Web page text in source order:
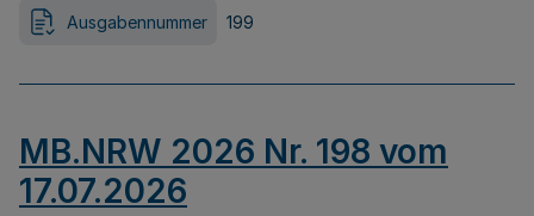
Ausgabennummer 199
MB.NRW 2026 Nr. 198 vom
17.07.2026